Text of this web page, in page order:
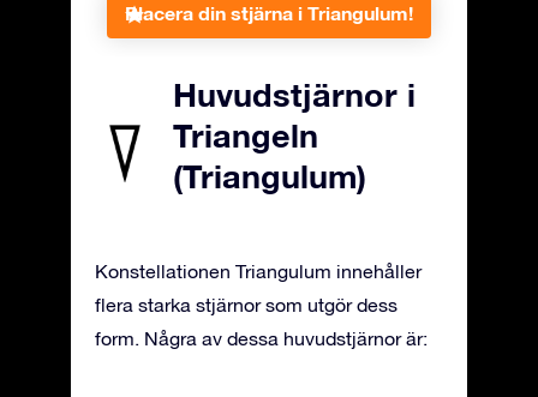
Placera din stjärna i Triangulum!
Huvudstjärnor i
Triangeln
(Triangulum)
Konstellationen Triangulum innehåller
flera starka stjärnor som utgör dess
form. Några av dessa huvudstjärnor är: